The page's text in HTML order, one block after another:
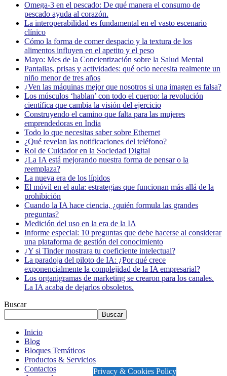
Omega-3 en el pescado: De qué manera el consumo de
pescado ayuda al corazón.
La interoperabilidad es fundamental en el vasto escenario
clínico
Cómo la forma de comer despacio y la textura de los
alimentos influyen en el apetito y el peso
Mayo: Mes de la Concientización sobre la Salud Mental
Pantallas, prisas y actividades: qué ocio necesita realmente un
niño menor de tres años
¿Ven las máquinas mejor que nosotros si una imagen es falsa?
Los músculos ‘hablan’ con todo el cuerpo: la revolución
científica que cambia la visión del ejercicio
Construyendo el camino que falta para las mujeres
emprendedoras en India
Todo lo que necesitas saber sobre Ethernet
¿Qué revelan las notificaciones del teléfono?
Rol de Cuidador en la Sociedad Digital
¿La IA está mejorando nuestra forma de pensar o la
reemplaza?
La nueva era de los lípidos
El móvil en el aula: estrategias que funcionan más allá de la
prohibición
Cuando la IA hace ciencia, ¿quién formula las grandes
preguntas?
Medición del uso en la era de la IA
Informe especial: 10 preguntas que debe hacerse al considerar
una plataforma de gestión del conocimiento
¿Y si Tinder mostrara tu coeficiente intelectual?
La paradoja del piloto de IA: ¿Por qué crece
exponencialmente la complejidad de la IA empresarial?
Los organigramas de marketing se crearon para los canales.
La IA acaba de dejarlos obsoletos.
Buscar
Buscar
Inicio
Blog
Bloques Temáticos
Productos & Servicios
Contactos
Privacy & Cookies Policy